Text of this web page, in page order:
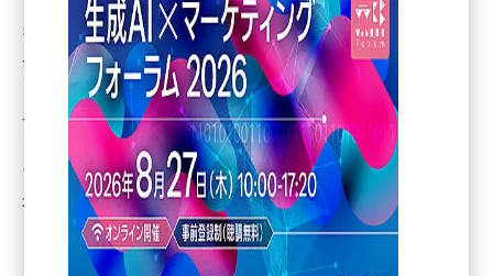
ai (2814)
youtube (2441)
note (2317)
セミナー (2310)
z世代 (1623)
meo (1277)
llmo (1167)
ネットショップ担当者フォーラム 特選記事
メガネスーパーが「EC関与売上」をKPIに設定
し、決算短信で公開した理由
メガネスーパーの川添氏は「IRで発表しなくても、EC関与売上をKPIとして取
り入れる企業が増えてくるだろう」と言う
瀧川 正実（ネットショップ担当者フォーラム）
2017年10月3日 7:00